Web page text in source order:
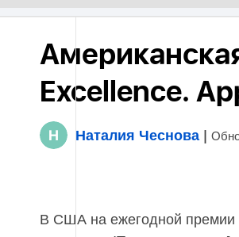
Excellence.
Наталия Чеснова |
В США на ежегодной премии